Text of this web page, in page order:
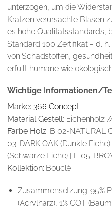
unterzogen, um die
Kratzen verursachte Blasen
es hohe Qualitätsstandards,
Standard 100 Zertifikat – d.
von Schadstoffen,
erfüllt humane wie
Wichtige Informationen/
Marke: 366 Concept
Material Gestell: Eichenholz
Farbe Holz: B 02-NATURAL
03-DARK OAK (Dunkle
(Schwarze Eiche) | E 05-
Kollektion: Bouclé
Zusammensetzung: 95%
(Acrylharz), 1% COT